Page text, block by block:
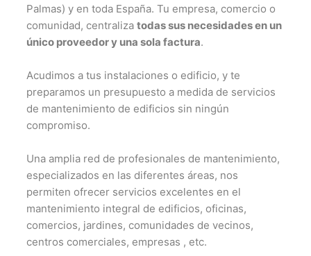
Palmas) y en toda España. Tu empresa, comercio o
comunidad, centraliza todas sus necesidades en un
único proveedor y una sola factura.
Acudimos a tus instalaciones o edificio, y te
preparamos un presupuesto a medida de servicios
de mantenimiento de edificios sin ningún
compromiso.
Una amplia red de profesionales de mantenimiento,
especializados en las diferentes áreas, nos
permiten ofrecer servicios excelentes en el
mantenimiento integral de edificios, oficinas,
comercios, jardines, comunidades de vecinos,
centros comerciales, empresas , etc.